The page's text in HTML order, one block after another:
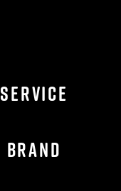
SERVICE
BRAND